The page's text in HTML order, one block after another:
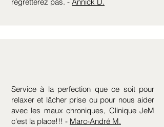
Service à la perfection que ce soit pour
relaxer et lâcher prise ou pour nous aider
avec les maux chroniques, Clinique JeM
c'est la place!!! - Marc-André M.